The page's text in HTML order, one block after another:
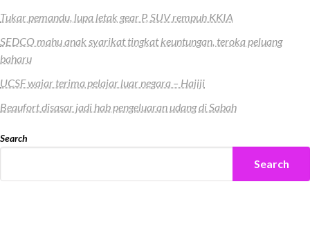
Tukar pemandu, lupa letak gear P, SUV rempuh KKIA
SEDCO mahu anak syarikat tingkat keuntungan, teroka peluang
baharu
UCSF wajar terima pelajar luar negara – Hajiji
Beaufort disasar jadi hab pengeluaran udang di Sabah
Search
Search